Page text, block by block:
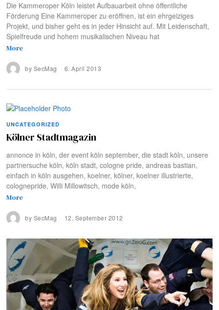
Die Kammeroper Köln leistet Aufbauarbeit ohne öffentliche
Förderung Eine Kammeroper zu eröffnen, ist ein ehrgeiziges
Projekt, und bisher geht es in jeder Hinsicht auf. Mit Leidenschaft,
Spielfreude und hohem musikalischen Niveau hat
More
by SecMag 6. April 2013
UNCATEGORIZED
Kölner Stadtmagazin
annonce in köln, der event köln september, die stadt köln, unsere
partnersuche köln, köln stadt, cologne pride, andreas bastian,
einfach in köln ausgehen, koelner, kölner, koelner illustrierte,
colognepride, Willi Millowitsch, mode köln,
More
by SecMag 12. September 2012